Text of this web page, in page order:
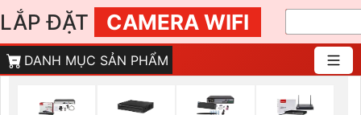
LẮP ĐẶT CAMERA WIFI
DANH MỤC SẢN PHẨM